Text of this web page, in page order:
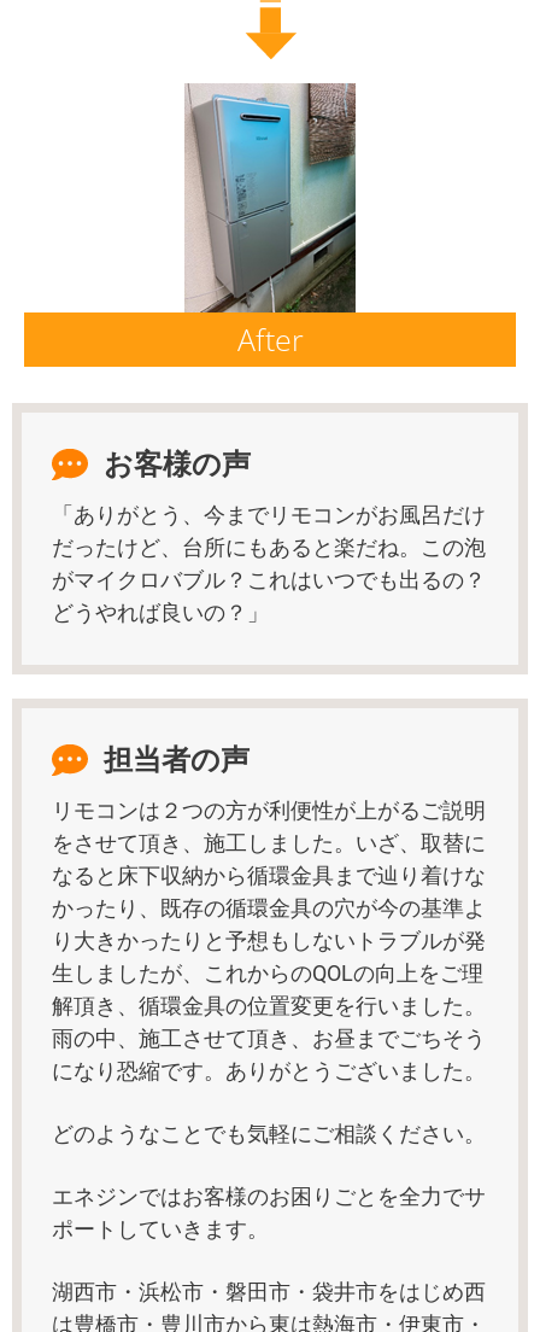
After
お客様の声
「ありがとう、今までリモコンがお風呂だけ
だったけど、台所にもあると楽だね。この泡
がマイクロバブル？これはいつでも出るの？
どうやれば良いの？」
担当者の声
リモコンは２つの方が利便性が上がるご説明
をさせて頂き、施工しました。いざ、取替に
なると床下収納から循環金具まで辿り着けな
かったり、既存の循環金具の穴が今の基準よ
り大きかったりと予想もしないトラブルが発
生しましたが、これからのQOLの向上をご理
解頂き、循環金具の位置変更を行いました。
雨の中、施工させて頂き、お昼までごちそう
になり恐縮です。ありがとうございました。
どのようなことでも気軽にご相談ください。
エネジンではお客様のお困りごとを全力でサ
ポートしていきます。
湖西市・浜松市・磐田市・袋井市をはじめ西
は豊橋市・豊川市から東は熱海市・伊東市・